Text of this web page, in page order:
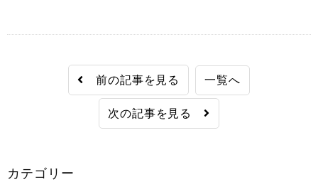
前の記事を見る 一覧へ
次の記事を見る
カテゴリー